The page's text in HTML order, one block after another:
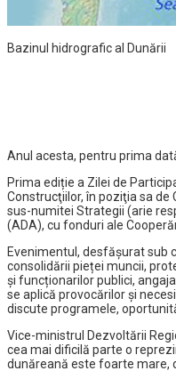
Bazinul hidrografic al Dunării
Anul acesta, pentru prima
Prima ediție a Zilei de
Construcţiilor, în poziţia sa de
sus-numitei Strategii (arie
(ADA), cu fonduri ale
Evenimentul, desfășurat sub
consolidării pieței muncii,
și funcționarilor publici,
se aplică provocărilor și
discute programele,
Vice-ministrul Dezvoltării
cea mai dificilă parte o
dunăreană este foarte mare,